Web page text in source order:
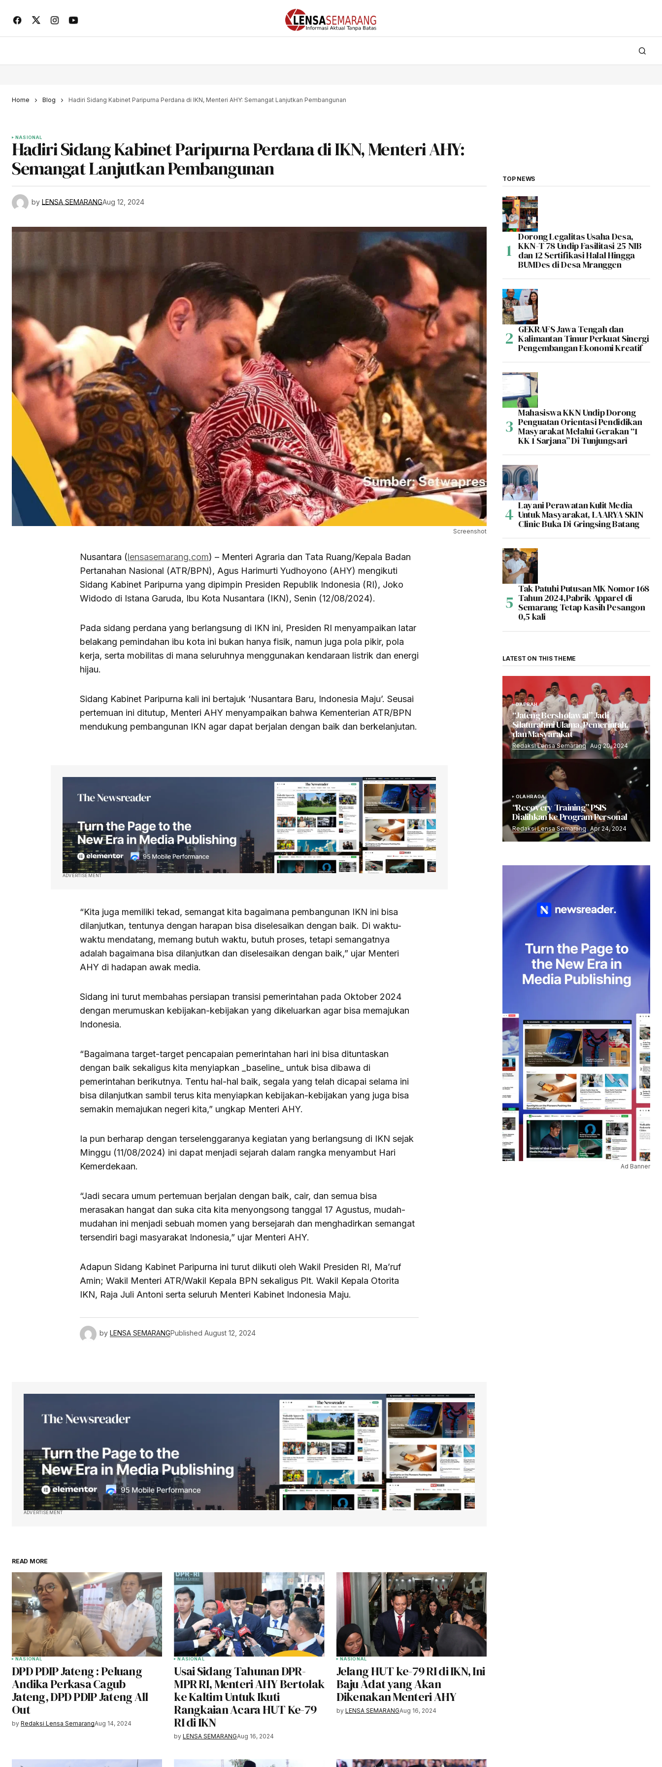
Home Blog Hadiri Sidang Kabinet Paripurna Perdana di IKN, Menteri AHY: Semangat Lanjutkan Pembangunan
NASIONAL
Hadiri Sidang Kabinet Paripurna Perdana di IKN, Menteri AHY:
Semangat Lanjutkan Pembangunan
by LENSA SEMARANGAug 12, 2024
Screenshot
Nusantara (lensasemarang.com) – Menteri Agraria dan Tata Ruang/Kepala Badan
Pertanahan Nasional (ATR/BPN), Agus Harimurti Yudhoyono (AHY) mengikuti
Sidang Kabinet Paripurna yang dipimpin Presiden Republik Indonesia (RI), Joko
Widodo di Istana Garuda, Ibu Kota Nusantara (IKN), Senin (12/08/2024).
Pada sidang perdana yang berlangsung di IKN ini, Presiden RI menyampaikan latar
belakang pemindahan ibu kota ini bukan hanya fisik, namun juga pola pikir, pola
kerja, serta mobilitas di mana seluruhnya menggunakan kendaraan listrik dan energi
hijau.
Sidang Kabinet Paripurna kali ini bertajuk ‘Nusantara Baru, Indonesia Maju’. Seusai
pertemuan ini ditutup, Menteri AHY menyampaikan bahwa Kementerian ATR/BPN
mendukung pembangunan IKN agar dapat berjalan dengan baik dan berkelanjutan.
ADVERTISEMENT
“Kita juga memiliki tekad, semangat kita bagaimana pembangunan IKN ini bisa
dilanjutkan, tentunya dengan harapan bisa diselesaikan dengan baik. Di waktu-
waktu mendatang, memang butuh waktu, butuh proses, tetapi semangatnya
adalah bagaimana bisa dilanjutkan dan diselesaikan dengan baik,” ujar Menteri
AHY di hadapan awak media.
Sidang ini turut membahas persiapan transisi pemerintahan pada Oktober 2024
dengan merumuskan kebijakan-kebijakan yang dikeluarkan agar bisa memajukan
Indonesia.
“Bagaimana target-target pencapaian pemerintahan hari ini bisa dituntaskan
dengan baik sekaligus kita menyiapkan _baseline_ untuk bisa dibawa di
pemerintahan berikutnya. Tentu hal-hal baik, segala yang telah dicapai selama ini
bisa dilanjutkan sambil terus kita menyiapkan kebijakan-kebijakan yang juga bisa
semakin memajukan negeri kita,” ungkap Menteri AHY.
Ia pun berharap dengan terselenggaranya kegiatan yang berlangsung di IKN sejak
Minggu (11/08/2024) ini dapat menjadi sejarah dalam rangka menyambut Hari
Kemerdekaan.
“Jadi secara umum pertemuan berjalan dengan baik, cair, dan semua bisa
merasakan hangat dan suka cita kita menyongsong tanggal 17 Agustus, mudah-
mudahan ini menjadi sebuah momen yang bersejarah dan menghadirkan semangat
tersendiri bagi masyarakat Indonesia,” ujar Menteri AHY.
Adapun Sidang Kabinet Paripurna ini turut diikuti oleh Wakil Presiden RI, Ma’ruf
Amin; Wakil Menteri ATR/Wakil Kepala BPN sekaligus Plt. Wakil Kepala Otorita
IKN, Raja Juli Antoni serta seluruh Menteri Kabinet Indonesia Maju.
by LENSA SEMARANGPublished August 12, 2024
ADVERTISEMENT
READ MORE
NASIONAL
DPD PDIP Jateng : Peluang
Andika Perkasa Cagub
Jateng, DPD PDIP Jateng All
Out
by Redaksi Lensa SemarangAug 14, 2024
NASIONAL
Usai Sidang Tahunan DPR-
MPR RI, Menteri AHY Bertolak
ke Kaltim Untuk Ikuti
Rangkaian Acara HUT Ke-79
RI di IKN
by LENSA SEMARANGAug 16, 2024
NASIONAL
Jelang HUT ke-79 RI di IKN, Ini
Baju Adat yang Akan
Dikenakan Menteri AHY
by LENSA SEMARANGAug 16, 2024
TOP NEWS
Dorong Legalitas Usaha Desa,
KKN-T 78 Undip Fasilitasi 25 NIB
dan 12 Sertifikasi Halal Hingga
BUMDes di Desa Mranggen
GEKRAFS Jawa Tengah dan
Kalimantan Timur Perkuat Sinergi
Pengembangan Ekonomi Kreatif
Mahasiswa KKN Undip Dorong
Penguatan Orientasi Pendidikan
Masyarakat Melalui Gerakan “1
KK 1 Sarjana” Di Tunjungsari
Layani Perawatan Kulit Media
Untuk Masyarakat, LAARYA SKIN
Clinic Buka Di Gringsing Batang
Tak Patuhi Putusan MK Nomor 168
Tahun 2024,Pabrik Apparel di
Semarang Tetap Kasih Pesangon
0,5 kali
LATEST ON THIS THEME
DAERAH
“Jateng Bersholawat” Jadi
Silaturahmi Ulama, Pemerintah,
dan Masyarakat
Redaksi Lensa Semarang Aug 20, 2024
OLAHRAGA
“Recovery Training” PSIS
Dialihkan ke Program Personal
Redaksi Lensa Semarang Apr 24, 2024
Ad Banner